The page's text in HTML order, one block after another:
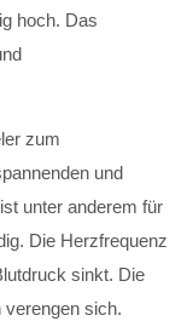
hoch. Das
zum
und
unter anderem für
Die Herzfrequenz
sinkt. Die
verengen sich.